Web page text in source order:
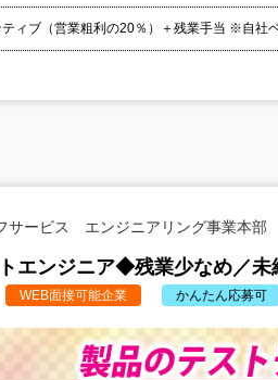
ィブ（営業粗利の20％）＋残業手当 ※自社
サービス エンジニアリング事業本部
エンジニア◆残業少なめ／
WEB面接可能企業 かんたん応募可